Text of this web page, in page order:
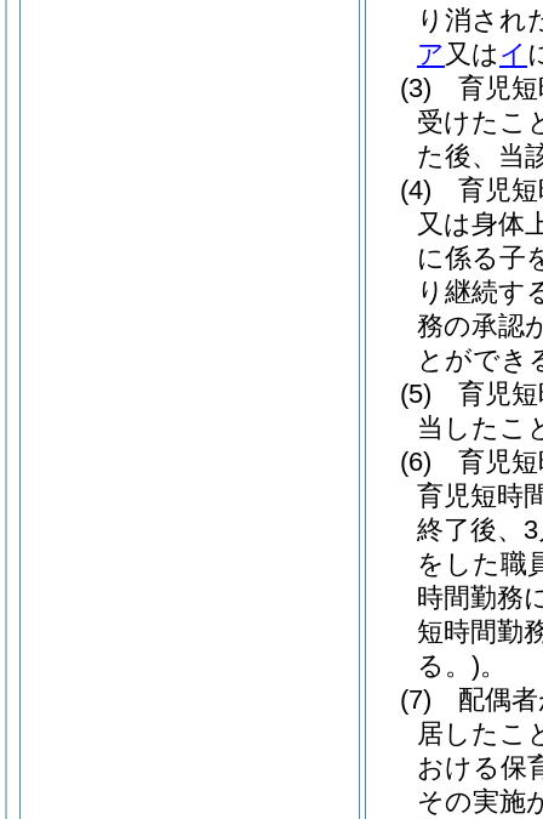
り消され
ア 又は イ
(3)
育児
受けたこ
た後、当
(4)
育児
又は身体
に係る子
り継続す
務の承認
とができ
(5)
育児
当したこ
(6)
育児
育児短時
終了後、
をした職
時間勤務
短時間勤
る。)。
(7)
配偶
居したこ
おける保
その実施